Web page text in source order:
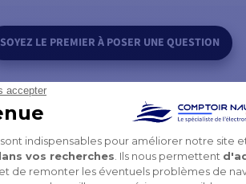
SOYEZ LE PREMIER À POSER UNE QUESTION
VOUS